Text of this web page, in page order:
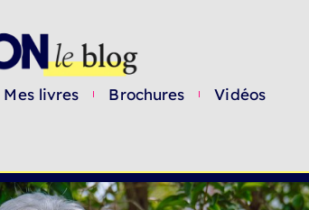
Mes livres Brochures Vidéos